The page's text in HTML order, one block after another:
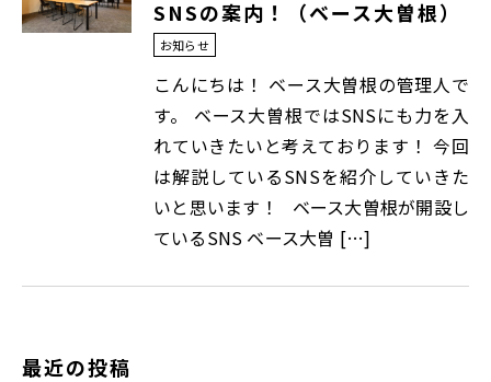
SNSの案内！（ベース大曽根）
お知らせ
こんにちは！ ベース大曽根の管理人で
す。 ベース大曽根ではSNSにも力を入
れていきたいと考えております！ 今回
は解説しているSNSを紹介していきた
いと思います！ ベース大曽根が開設し
ているSNS ベース大曽 […]
最近の投稿